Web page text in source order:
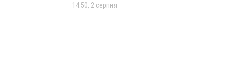
14:50, 2 серпня